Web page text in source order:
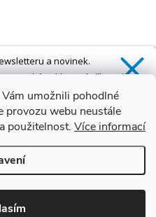
umožnili pohodlné
provozu webu neustále
použitelnost. Více informací
a novinek.
a také exkluzivní přístup k
speciálním nabídkám.*
přihlásit
osobních údajů
dvířky AVO a VOVO